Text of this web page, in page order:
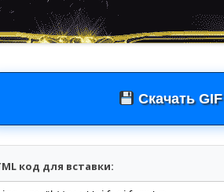
Скачать GIF
код для вставки: